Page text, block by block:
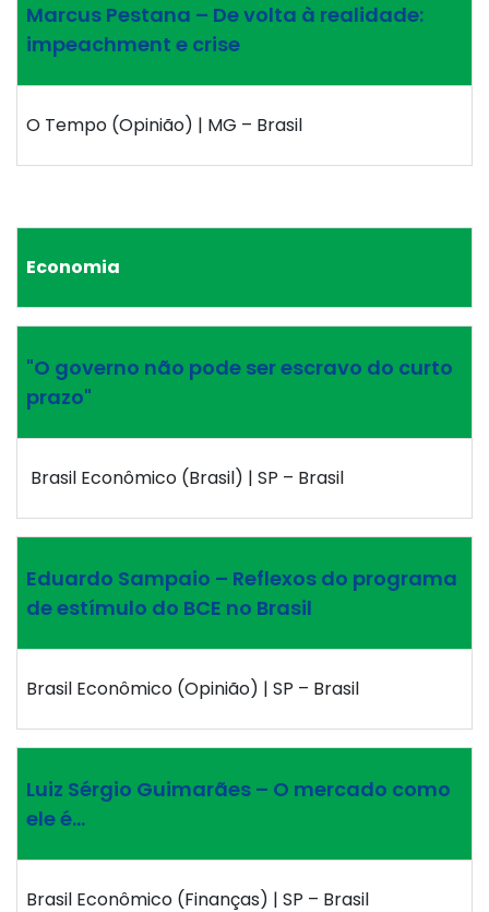
Marcus Pestana – De volta à realidade:
impeachment e crise
O Tempo (Opinião) | MG – Brasil
Economia
"O governo não pode ser escravo do curto
prazo"
Brasil Econômico (Brasil) | SP – Brasil
Eduardo Sampaio – Reflexos do programa
de estímulo do BCE no Brasil
Brasil Econômico (Opinião) | SP – Brasil
Luiz Sérgio Guimarães – O mercado como
ele é…
Brasil Econômico (Finanças) | SP – Brasil